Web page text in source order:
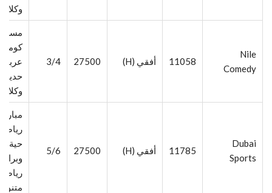
Nile
Comedy
11058 أفقي (H) 27500
3/4
عربية
حديثة
Dubai
Sports
11785 أفقي (H) 27500
5/6
حية